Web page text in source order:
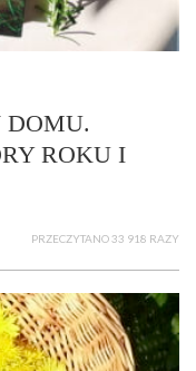
DOMU.
ROKU I
PRZECZYTANO 33 918 RAZY